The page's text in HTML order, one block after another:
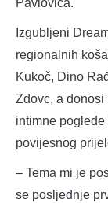
Pavlovića.
Izgubljeni
regionalnih
Kukoč, Dino
Zdovc, a
intimne
povijesnog
– Tema mi je
se posljednje